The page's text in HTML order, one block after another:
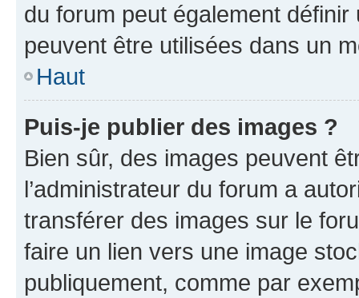
du forum peut également définir
peuvent être utilisées dans un
Haut
Puis-je publier des images ?
Bien sûr, des images peuvent
l’administrateur du forum a
transférer des images sur le
faire un lien vers une image
publiquement, comme par